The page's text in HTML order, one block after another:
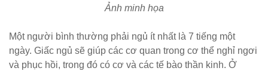
Ảnh minh họa
Một người bình thường phải ngủ ít nhất là 7 tiếng một
ngày. Giấc ngủ sẽ giúp các cơ quan trong cơ thể nghỉ ngơi
và phục hồi, trong đó có cơ và các tế bào thần kinh. Ở